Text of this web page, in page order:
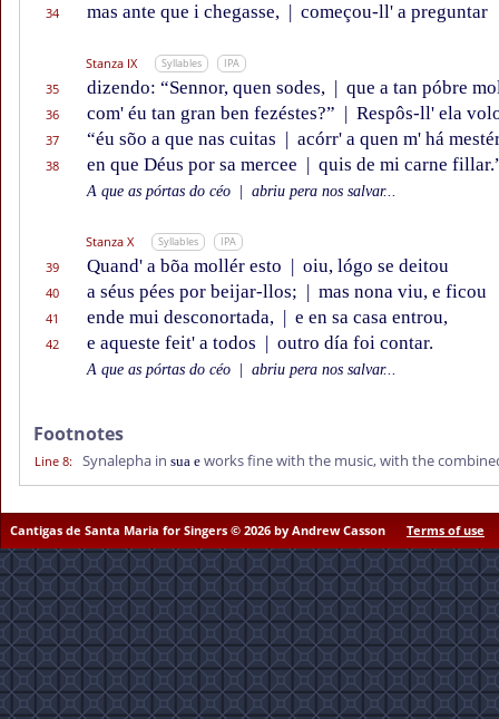
34 mas ante que i chegasse, | começou-ll' a preguntar
Stanza IX Syllables IPA
35 dizendo: “Sennor, quen sodes, | que a tan póbre
36 com' éu tan gran ben fezéstes?” | Respôs-ll' ela
37 “éu sõo a que nas cuitas | acórr' a quen m' há
38 en que Déus por sa mercee | quis de mi carne
A que as pórtas do céo abriu pera nos salvar...
Stanza X Syllables IPA
39 Quand' a bõa mollér esto | oiu, lógo se deitou
40 a séus pées por beijar-llos; | mas nona viu, e ficou
41 ende mui desconortada, | e en sa casa entrou,
42 e aqueste feit' a todos | outro día foi contar.
A que as pórtas do céo abriu pera nos salvar...
Footnotes
Line 8: Synalepha in sua e works fine with the music, with the
Cantigas de Santa Maria for Singers © 2026 by Andrew Casson Terms of use